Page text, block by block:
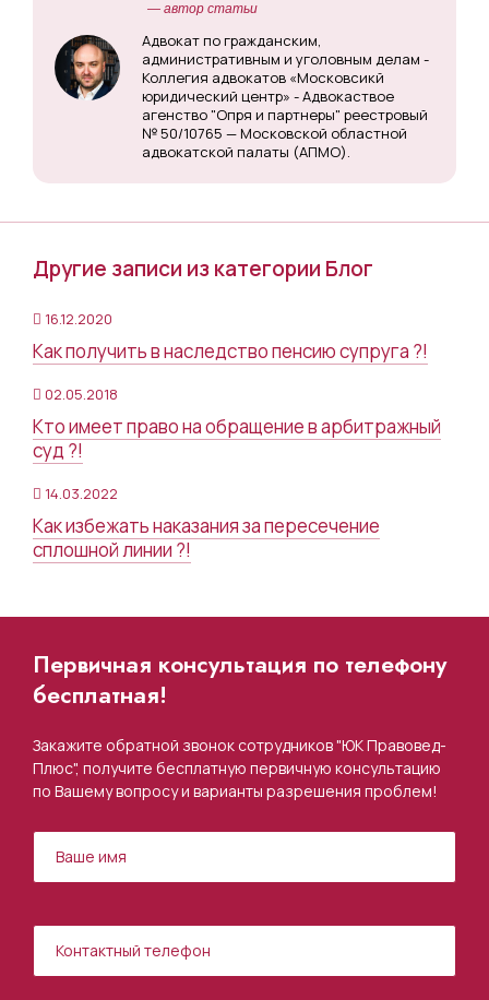
— автор статьи
Адвокат по гражданским,
административным и уголовным делам -
Коллегия адвокатов «Московсикй
юридический центр» - Адвокаствое
агенство "Опря и партнеры" реестровый
№ 50/10765 — Московской областной
адвокатской палаты (АПМО).
Другие записи из категории Блог
16.12.2020
Как получить в наследство пенсию супруга ?!
02.05.2018
Кто имеет право на обращение в арбитражный
суд ?!
14.03.2022
Как избежать наказания за пересечение
сплошной линии ?!
Первичная консультация по телефону
бесплатная!
Закажите обратной звонок сотрудников "ЮК Правовед-
Плюс", получите бесплатную первичную консультацию
по Вашему вопросу и варианты разрешения проблем!